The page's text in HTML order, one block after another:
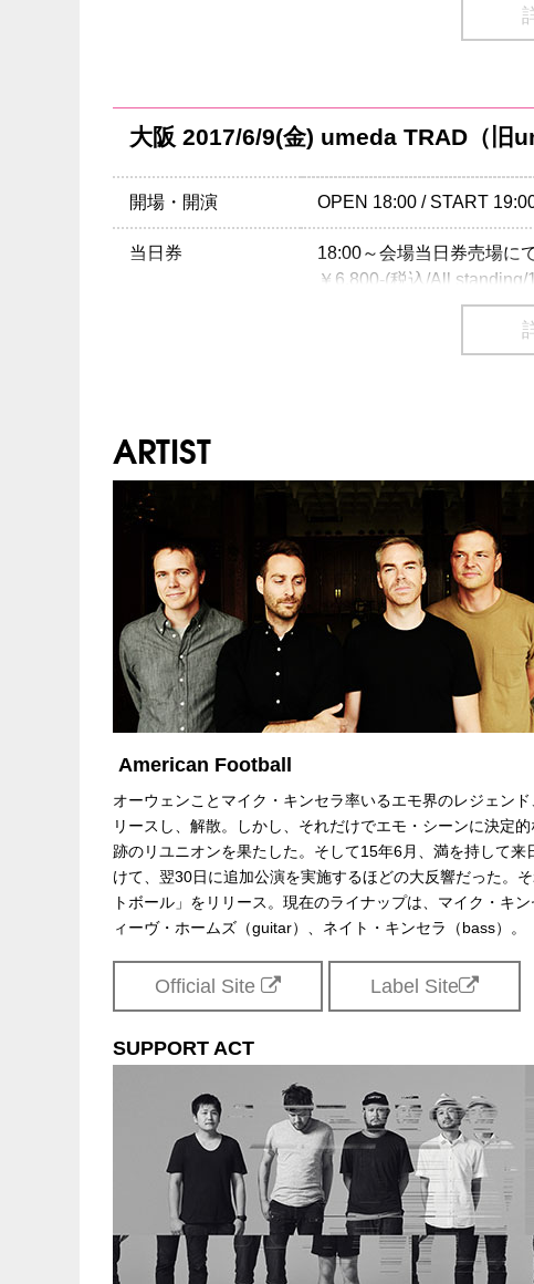
※未就学児(6歳未満)のご
主催：クリエイティブマン /Hostess
制作・招聘：クリエイティブマン
1Fスタンディング ￥
チケットぴあ ：0570-02-
レコファン渋谷BEAM店：
※0570で始まる電話番号
※未就学児(6歳未満)のご
主催：クリエイティブマン /
制作・招聘：クリエイティブマン
大阪 2017/6/9(金) umeda TRAD（旧
開場・開演 OPEN 18:00 / START
当日券
18:00～会場当日券売場に
￥6,800-(税込/All standing/
￥6,300-(税込/All standing/
INFO キョードーインフォメーシ
主催：クリエイティブマン /Hostess
制作・招聘：クリエイティブマン
ARTIST
American Football
オーウェンことマイク・キンセラ率いるエモ界のレジェン
リースし、解散。しかし、それだけでエモ・シーンに決定
跡のリユニオンを果たした。そして15年6月、満を持して
けて、翌30日に追加公演を実施するほどの大反響だった。
トボール」をリリース。現在のライナップは、マイク・キ
ィーヴ・ホームズ（guitar）、ネイト・キンセラ（bass）。
Official Site Label Site
SUPPORT ACT